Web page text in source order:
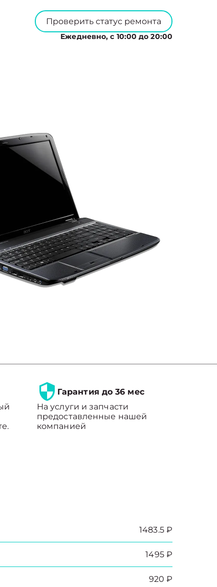
Проверить статус ремонта
Ежедневно, с 10:00 до 20:00
Гарантия до 36 мес
На услуги и запчасти
предоставленные нашей
компанией
1483.5 ₽
1495 ₽
920 ₽